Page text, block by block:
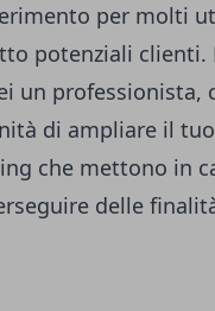
per molti
potenziali clienti.
un professionista,
di ampliare il tuo
che mettono in
delle